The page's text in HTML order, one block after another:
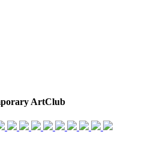
ArtClub